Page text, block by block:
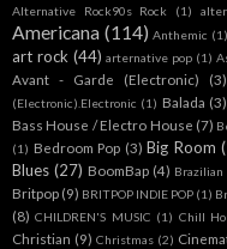
Alternative Rock90s Rock
(1)
Americana (114) Anthemic (1)
art rock (44) arternative pop (1)
Avant - Garde (Electronic)
(3)
(Electronic).Electronic (1) Balada (3)
Bass House / Electro House (7)
(1) Bedroom Pop (3) Big Room
Blues (27) BoomBap (4) Brazilian
Britpop (9) BRITPOP INDIE POP (1)
(8) CHILDREN'S MUSIC (1) Chill
Christian (9) Christmas (2)